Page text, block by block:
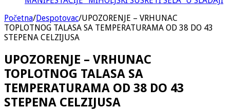
Početna/Despotovac/UPOZORENJE – VRHUNAC
TOPLOTNOG TALASA SA TEMPERATURAMA OD 38 DO 43
STEPENA CELZIJUSA
UPOZORENJE – VRHUNAC
TOPLOTNOG TALASA SA
TEMPERATURAMA OD 38 DO 43
STEPENA CELZIJUSA